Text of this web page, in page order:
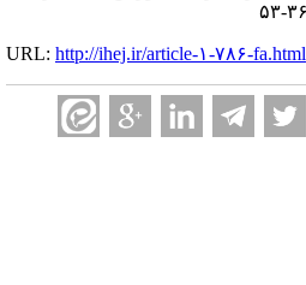
URL: http://ihej.ir/article-۱-۷۸۶-fa.html